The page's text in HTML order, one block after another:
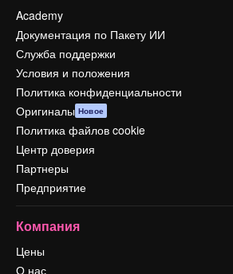
Academy
Документация по Пакету ИИ
Служба поддержки
Условия и положения
Политика конфиденциальности
Оригиналы Новое
Политика файлов cookie
Центр доверия
Партнеры
Предприятие
Компания
Цены
О нас